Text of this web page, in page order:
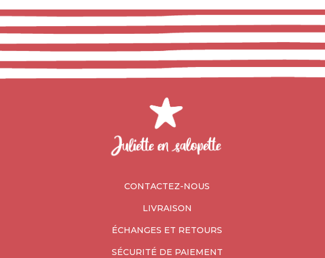
CONTACTEZ-NOUS
LIVRAISON
ÉCHANGES ET RETOURS
SÉCURITÉ DE PAIEMENT